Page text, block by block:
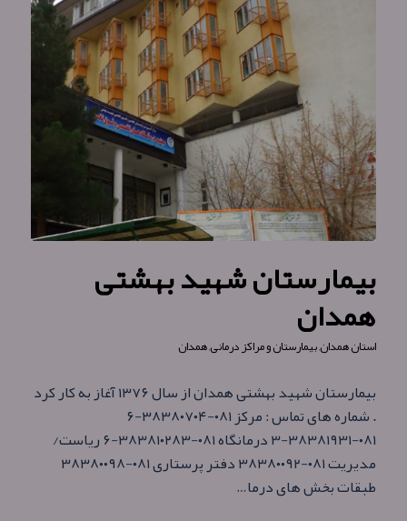
بیمارستان شهید بهشتی
همدان
استان همدان,بیمارستان و مراکز درمانی,همدان
بیمارستان شهید بهشتی همدان از سال ۱۳۷۶ آغاز به کار کرد
. شماره های تماس : مرکز ۰۸۱-۳۸۳۸۰۷۰۴-۶
۰۸۱-۳۸۳۸۱۹۳۱-۳ درمانگاه ۰۸۱-۳۸۳۸۱۰۲۸۳-۶ ریاست/
طبقات بخش های درما…